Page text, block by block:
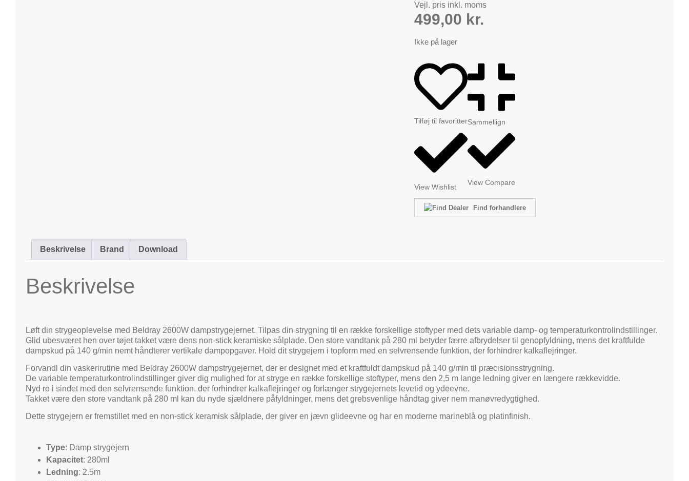
Vejl. pris inkl. moms
499,00 kr.
Ikke på lager
Tilføj til favoritter
View Wishlist
Sammellign
View Compare
Find forhandlere
Beskrivelse Brand Download
Beskrivelse
Løft din strygeoplevelse med Beldray 2600W dampstrygejernet. Tilpas din strygning til en række forskellige stoftyper med dets variable damp- og temperaturkontrolindstillinger.
Glid ubesværet hen over tøjet takket være dens non-stick keramiske sålplade. Den store vandtank på 280 ml betyder færre afbrydelser til genopfyldning, mens det kraftfulde
dampskud på 140 g/min nemt håndterer vertikale dampopgaver. Hold dit strygejern i topform med en selvrensende funktion, der forhindrer kalkaflejringer.
Forvandl din vaskerirutine med Beldray 2600W dampstrygejernet, der er designet med et kraftfuldt dampskud på 140 g/min til præcisionsstrygning.
De variable temperaturkontrolindstillinger giver dig mulighed for at stryge en række forskellige stoftyper, mens den 2,5 m lange ledning giver en længere rækkevidde.
Nyd ro i sindet med den selvrensende funktion, der forhindrer kalkaflejringer og forlænger strygejernets levetid og ydeevne.
Takket være den store vandtank på 280 ml kan du nyde sjældnere påfyldninger, mens det grebsvenlige håndtag giver nem manøvredygtighed.
Dette strygejern er fremstillet med en non-stick keramisk sålplade, der giver en jævn glideevne og har en moderne marineblå og platinfinish.
Type: Damp strygejern
Kapacitet: 280ml
Ledning: 2.5m